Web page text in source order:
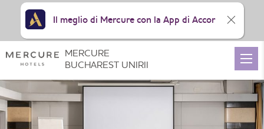
MERCURE
BUCHAREST UNIRII
Il meglio di Mercure con la App di Accor